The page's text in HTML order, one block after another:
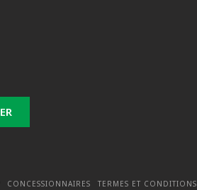
CONCESSIONNAIRES TERMES ET CONDITIONS